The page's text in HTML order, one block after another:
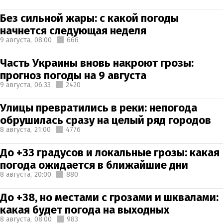
Без сильной жары: с какой погоды
начнется следующая неделя
9 августа, 08:00 666
Часть Украины вновь накроют грозы:
прогноз погоды на 9 августа
9 августа, 06:33 2420
Улицы превратились в реки: непогода
обрушилась сразу на целый ряд городов
8 августа, 21:00 4776
До +33 градусов и локальные грозы: какая
погода ожидается в ближайшие дни
8 августа, 20:00 880
До +38, но местами с грозами и шквалами:
какая будет погода на выходных
8 августа, 08:00 983